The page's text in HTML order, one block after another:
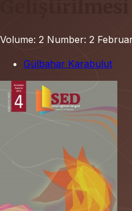
Volume: 2 Number: 2
Gülbahar Karabulut